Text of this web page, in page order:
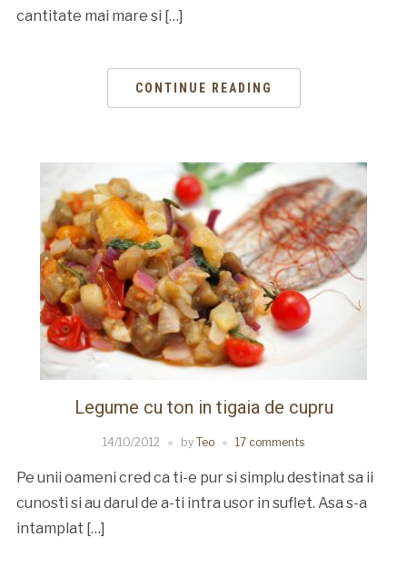
cantitate mai mare si […]
CONTINUE READING
Legume cu ton in tigaia de cupru
14/10/2012 by Teo 17 comments
Pe unii oameni cred ca ti-e pur si simplu destinat sa ii
cunosti si au darul de a-ti intra usor in suflet. Asa s-a
intamplat […]